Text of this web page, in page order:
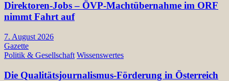
Direktoren-Jobs – ÖVP-Machtübernahme im ORF
nimmt Fahrt auf
7. August 2026
Gazette
Politik & Gesellschaft Wissenswertes
Die Qualitätsjournalismus-Förderung in Österreich